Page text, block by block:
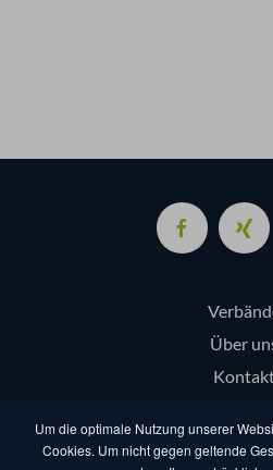
Über
Um die optimale Nutzung unserer
Cookies. Um nicht gegen geltende